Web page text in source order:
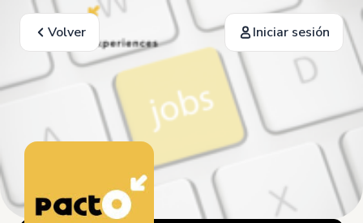
Volver Iniciar sesión